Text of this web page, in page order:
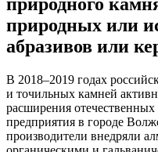
природных или
абразивов или
В 2018–2019 годах
и точильных камней
расширения отечественных
предприятия в городе
производители внедряли